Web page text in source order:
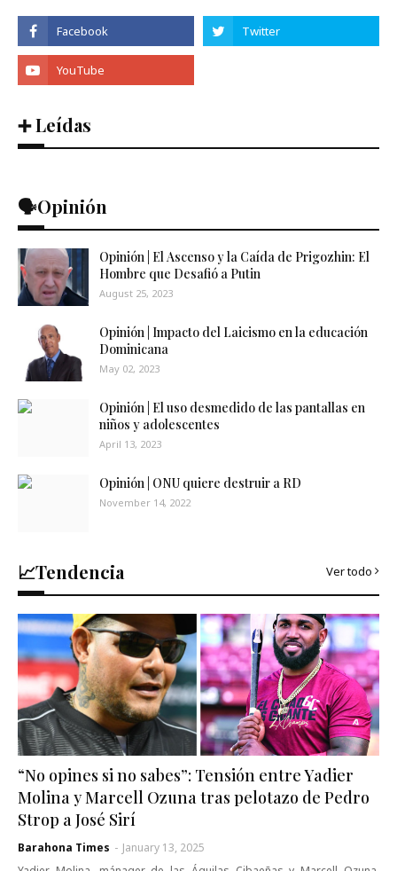
➕ Leídas
🗣️Opinión
Opinión | El Ascenso y la Caída de Prigozhin: El
Hombre que Desafió a Putin
August 25, 2023
Opinión | Impacto del Laicismo en la educación
Dominicana
May 02, 2023
Opinión | El uso desmedido de las pantallas en
niños y adolescentes
April 13, 2023
Opinión | ONU quiere destruir a RD
November 14, 2022
📈Tendencia Ver todo
“No opines si no sabes”: Tensión entre Yadier
Molina y Marcell Ozuna tras pelotazo de Pedro
Strop a José Sirí
Barahona Times - January 13, 2025